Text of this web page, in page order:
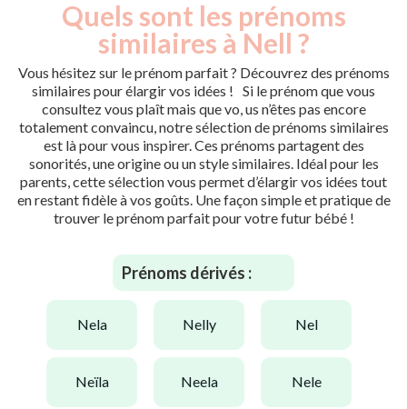
Quels sont les prénoms
similaires à Nell ?
Vous hésitez sur le prénom parfait ? Découvrez des prénoms
similaires pour élargir vos idées ! Si le prénom que vous
consultez vous plaît mais que vo, us n’êtes pas encore
totalement convaincu, notre sélection de prénoms similaires
est là pour vous inspirer. Ces prénoms partagent des
sonorités, une origine ou un style similaires. Idéal pour les
parents, cette sélection vous permet d’élargir vos idées tout
en restant fidèle à vos goûts. Une façon simple et pratique de
trouver le prénom parfait pour votre futur bébé !
Prénoms dérivés :
nela nelly nel
neïla neela nele